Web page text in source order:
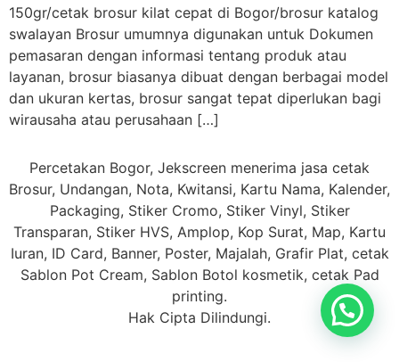
150gr/cetak brosur kilat cepat di Bogor/brosur katalog
swalayan Brosur umumnya digunakan untuk Dokumen
pemasaran dengan informasi tentang produk atau
layanan, brosur biasanya dibuat dengan berbagai model
dan ukuran kertas, brosur sangat tepat diperlukan bagi
wirausaha atau perusahaan […]
Percetakan Bogor, Jekscreen menerima jasa cetak
Brosur, Undangan, Nota, Kwitansi, Kartu Nama, Kalender,
Packaging, Stiker Cromo, Stiker Vinyl, Stiker
Transparan, Stiker HVS, Amplop, Kop Surat, Map, Kartu
Iuran, ID Card, Banner, Poster, Majalah, Grafir Plat, cetak
Sablon Pot Cream, Sablon Botol kosmetik, cetak Pad
printing.
Hak Cipta Dilindungi.